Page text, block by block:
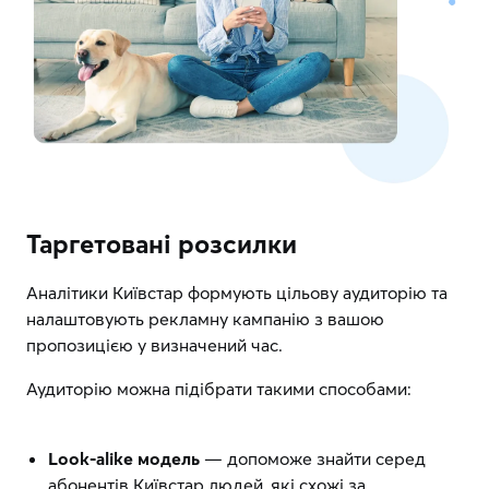
Таргетовані розсилки
Аналітики Київстар формують цільову аудиторію та
налаштовують рекламну кампанію з вашою
пропозицією у визначений час.
Аудиторію можна підібрати такими способами:
Look-alike модель — допоможе знайти серед
абонентів Київстар людей, які схожі за